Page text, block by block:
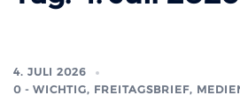
4. JULI 2026
0 - WICHTIG, FREITAGSBRIEF,